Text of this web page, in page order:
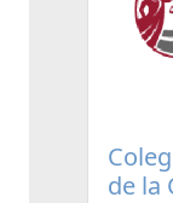
de la